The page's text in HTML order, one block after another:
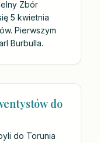
Zbór
5 kwietnia
Pierwszym
Burbulla.
do
do Torunia